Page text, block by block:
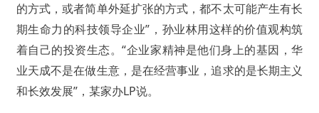
的方式，或者简单外延扩张的方式，都不太可能产生有长
期生命力的科技领导企业”，孙业林用这样的价值观构筑
着自己的投资生态。“企业家精神是他们身上的基因，华
业天成不是在做生意，是在经营事业，追求的是长期主义
和长效发展”，某家办LP说。